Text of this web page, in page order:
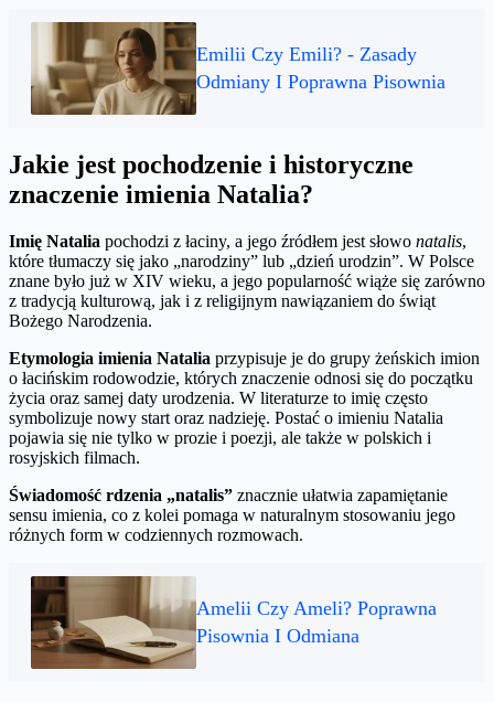
Emilii Czy Emili? - Zasady
Odmiany I Poprawna Pisownia
Jakie jest pochodzenie i historyczne
znaczenie imienia Natalia?
Imię Natalia pochodzi z łaciny, a jego źródłem jest słowo natalis,
które tłumaczy się jako „narodziny” lub „dzień urodzin”. W Polsce
znane było już w XIV wieku, a jego popularność wiąże się zarówno
z tradycją kulturową, jak i z religijnym nawiązaniem do świąt
Bożego Narodzenia.
Etymologia imienia Natalia przypisuje je do grupy żeńskich imion
o łacińskim rodowodzie, których znaczenie odnosi się do początku
życia oraz samej daty urodzenia. W literaturze to imię często
symbolizuje nowy start oraz nadzieję. Postać o imieniu Natalia
pojawia się nie tylko w prozie i poezji, ale także w polskich i
rosyjskich filmach.
Świadomość rdzenia „natalis” znacznie ułatwia zapamiętanie
sensu imienia, co z kolei pomaga w naturalnym stosowaniu jego
różnych form w codziennych rozmowach.
Amelii Czy Ameli? Poprawna
Pisownia I Odmiana